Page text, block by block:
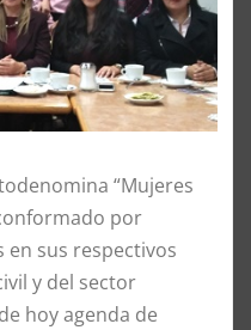
“Mujeres
por
en sus respectivos
y del sector
hoy agenda de